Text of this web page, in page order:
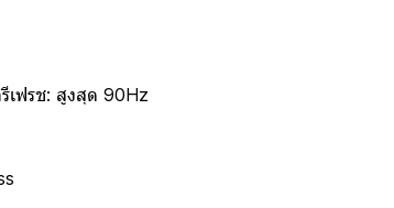
เฟรช: สูงสุด 90Hz